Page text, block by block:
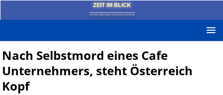
ZEIT IM BLICK
Das News-Blog mit dem kritischen Blick auf die Zeit!
Nach Selbstmord eines Cafe
Unternehmers, steht Österreich
Kopf